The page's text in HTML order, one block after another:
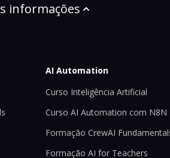
informações
AI Automation
Curso Inteligência Artificial
Curso AI Automation com N8N
Formação CrewAI
Formação AI for Teachers